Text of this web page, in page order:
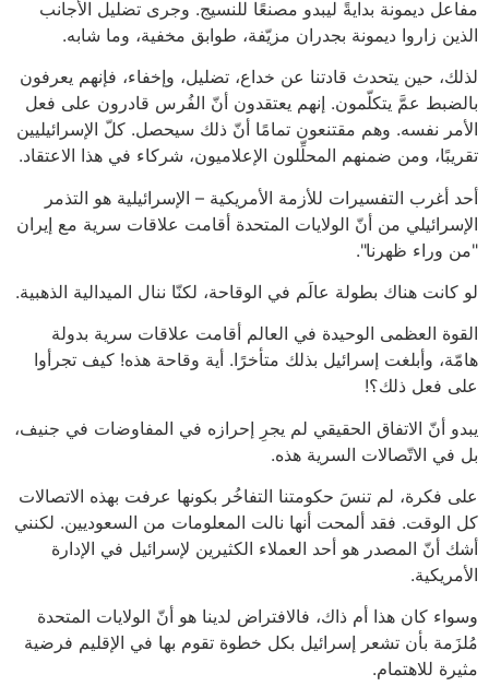
مفاعل ديمونة بدايةً ليبدو مصنعًا للنسيج. وجرى تضليل الأجانب
الذين زاروا ديمونة بجدران مزيّفة، طوابق مخفية، وما شابه.
لذلك، حين يتحدث قادتنا عن خداع، تضليل، وإخفاء، فإنهم يعرفون
بالضبط عمَّ يتكلّمون. إنهم يعتقدون أنّ الفُرس قادرون على فعل
الأمر نفسه. وهم مقتنعون تمامًا أنّ ذلك سيحصل. كلّ الإسرائيليين
تقريبًا، ومن ضمنهم المحلِّلون الإعلاميون، شركاء في هذا الاعتقاد.
أحد أغرب التفسيرات للأزمة الأمريكية – الإسرائيلية هو التذمر
الإسرائيلي من أنّ الولايات المتحدة أقامت علاقات سرية مع إيران
"من وراء ظهرنا".
لو كانت هناك بطولة عالَم في الوقاحة، لكنّا ننال الميدالية الذهبية.
القوة العظمى الوحيدة في العالم أقامت علاقات سرية بدولة
هامّة، وأبلغت إسرائيل بذلك متأخرًا. أية وقاحة هذه! كيف تجرأوا
على فعل ذلك؟!
يبدو أنّ الاتفاق الحقيقي لم يجرِ إحرازه في المفاوضات في جنيف،
بل في الاتّصالات السرية هذه.
على فكرة، لم تنسَ حكومتنا التفاخُر بكونها عرفت بهذه الاتصالات
كل الوقت. فقد ألمحت أنها نالت المعلومات من السعوديين. لكنني
أشك أنّ المصدر هو أحد العملاء الكثيرين لإسرائيل في الإدارة
الأمريكية.
وسواء كان هذا أم ذاك، فالافتراض لدينا هو أنّ الولايات المتحدة
مُلزَمة بأن تشعر إسرائيل بكل خطوة تقوم بها في الإقليم فرضية
مثيرة للاهتمام.